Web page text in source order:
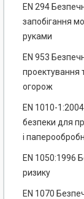
EN 294
запобігання
руками
EN 953
проектування
огорож
EN 1010-
безпеки для
і
EN 1050:1996
ризику
EN 1070